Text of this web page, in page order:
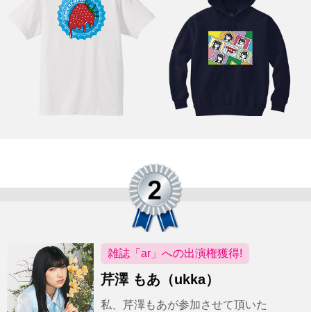
雑誌「ar」への出演権獲得!
芹澤 もあ（ukka）
私、芹澤もあが参加させて頂いた